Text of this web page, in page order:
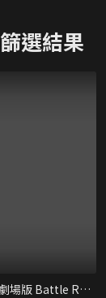
篩選結果
假面騎士劇場版 Battle Royale